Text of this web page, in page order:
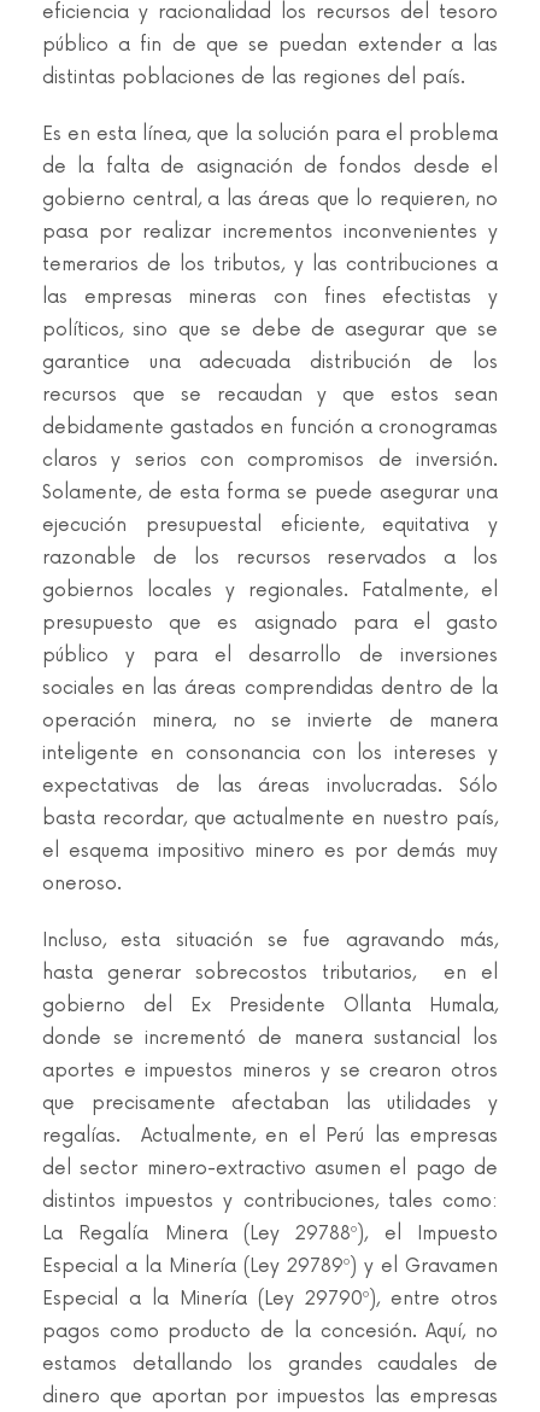
eficiencia y racionalidad los recursos del tesoro
público a fin de que se puedan extender a las
distintas poblaciones de las regiones del país.
Es en esta línea, que la solución para el problema
de la falta de asignación de fondos desde el
gobierno central, a las áreas que lo requieren, no
pasa por realizar incrementos inconvenientes y
temerarios de los tributos, y las contribuciones a
las empresas mineras con fines efectistas y
políticos, sino que se debe de asegurar que se
garantice una adecuada distribución de los
recursos que se recaudan y que estos sean
debidamente gastados en función a cronogramas
claros y serios con compromisos de inversión.
Solamente, de esta forma se puede asegurar una
ejecución presupuestal eficiente, equitativa y
razonable de los recursos reservados a los
gobiernos locales y regionales. Fatalmente, el
presupuesto que es asignado para el gasto
público y para el desarrollo de inversiones
sociales en las áreas comprendidas dentro de la
operación minera, no se invierte de manera
inteligente en consonancia con los intereses y
expectativas de las áreas involucradas. Sólo
basta recordar, que actualmente en nuestro país,
el esquema impositivo minero es por demás muy
oneroso.
Incluso, esta situación se fue agravando más,
hasta generar sobrecostos tributarios, en el
gobierno del Ex Presidente Ollanta Humala,
donde se incrementó de manera sustancial los
aportes e impuestos mineros y se crearon otros
que precisamente afectaban las utilidades y
regalías. Actualmente, en el Perú las empresas
del sector minero-extractivo asumen el pago de
distintos impuestos y contribuciones, tales como:
La Regalía Minera (Ley 29788º), el Impuesto
Especial a la Minería (Ley 29789º) y el Gravamen
Especial a la Minería (Ley 29790º), entre otros
pagos como producto de la concesión. Aquí, no
estamos detallando los grandes caudales de
dinero que aportan por impuestos las empresas